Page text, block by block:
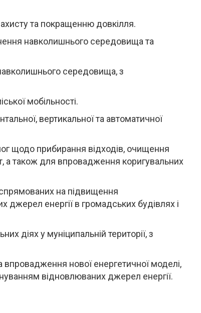
та покращенню довкілля.
навколишнього середовища та
середовища, з
мобільності.
вертикальної та автоматичної
щодо прибирання відходів, очищення
а також для впровадження коригувальних
на підвищення
джерел енергії в громадських будівлях і
діях у муніципальній території, з
впровадження нової енергетичної моделі,
відновлюваних джерел енергії.